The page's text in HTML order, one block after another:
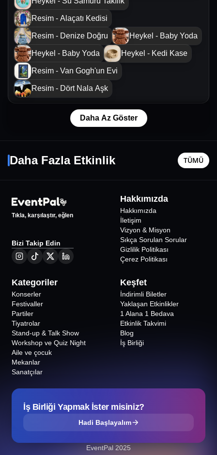
Resim - Alaçatı Kedisi
Resim - Denize Doğru Heykel - Baby Yoda
Heykel - Baby Yoda Heykel - Kedi Kase
Resim - Van Gogh'un Evi
Resim - Dört Nala Aşk
Daha Az Göster
Daha Fazla Etkinlik TÜMÜ
İstanbul
IF Performance Hall Beşiktaş
28
İstanbul
Tıkla, karşılaştır, eğlen
Bizi Takip Edin
Hakkımızda
Hakkımızda
İletişim
Vizyon & Misyon
Sıkça Sorulan Sorular
Gizlilik Politikası
Çerez Politikası
Kategoriler
Konserler
Festivaller
Partiler
Tiyatrolar
Stand-up & Talk Show
Workshop ve Quiz Night
Aile ve çocuk
Mekanlar
Sanatçılar
Keşfet
İndirimli Biletler
Yaklaşan Etkinlikler
1 Alana 1 Bedava
Etkinlik Takvimi
Blog
İş Birliği
İş Birliği Yapmak İster misiniz?
Hadi Başlayalım
EventPal 2025